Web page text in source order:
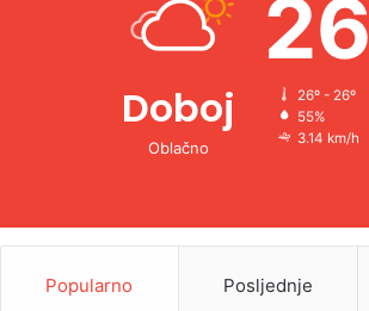
Doboj
Oblačno
26
26º - 26º
55%
3.14 km/h
Popularno Posljednje